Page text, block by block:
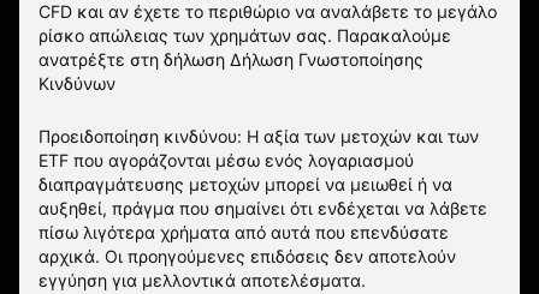
CFD και αν έχετε το περιθώριο να αναλάβετε το μεγάλο
ρίσκο απώλειας των χρημάτων σας. Παρακαλούμε
ανατρέξτε στη δήλωση Δήλωση Γνωστοποίησης
Κινδύνων
Προειδοποίηση κινδύνου: Η αξία των μετοχών και των
ETF που αγοράζονται μέσω ενός λογαριασμού
διαπραγμάτευσης μετοχών μπορεί να μειωθεί ή να
αυξηθεί, πράγμα που σημαίνει ότι ενδέχεται να λάβετε
πίσω λιγότερα χρήματα από αυτά που επενδύσατε
αρχικά. Οι προηγούμενες επιδόσεις δεν αποτελούν
εγγύηση για μελλοντικά αποτελέσματα.